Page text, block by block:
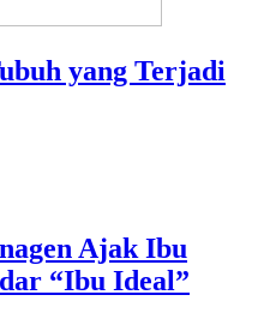
yang Terjadi
Ajak Ibu
“Ibu Ideal”